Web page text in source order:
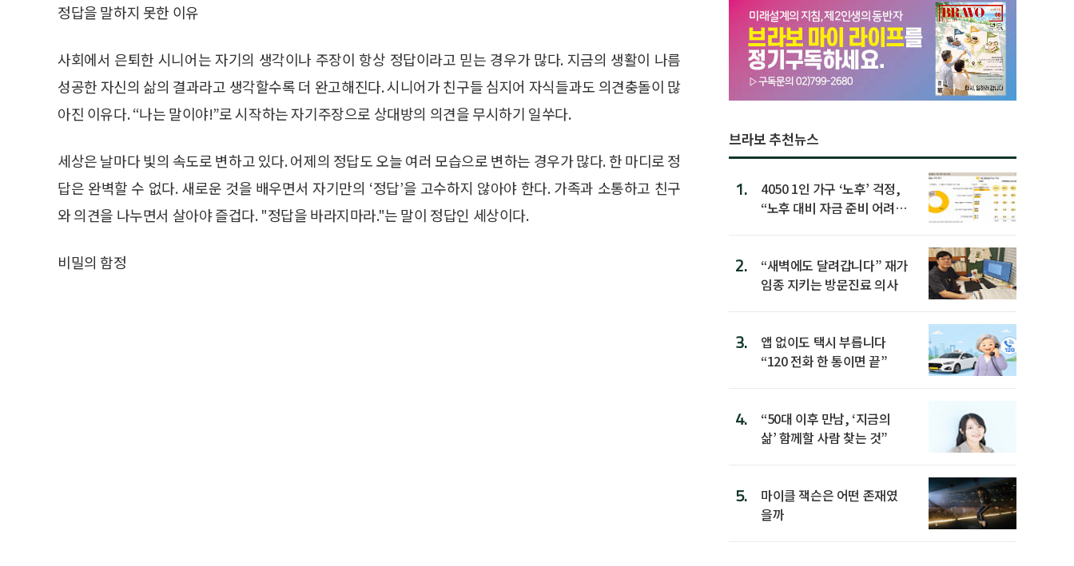
정답을 말하지 못한 이유
사회에서 은퇴한 시니어는 자기의 생각이나 주장이 항상 정답이라고 믿는 경우가 많다. 지금의 생활이 나름
성공한 자신의 삶의 결과라고 생각할수록 더 완고해진다. 시니어가 친구들 심지어 자식들과도 의견충돌이 많
아진 이유다. “나는 말이야!”로 시작하는 자기주장으로 상대방의 의견을 무시하기 일쑤다.
세상은 날마다 빛의 속도로 변하고 있다. 어제의 정답도 오늘 여러 모습으로 변하는 경우가 많다. 한 마디로 정
답은 완벽할 수 없다. 새로운 것을 배우면서 자기만의 ‘정답’을 고수하지 않아야 한다. 가족과 소통하고 친구
와 의견을 나누면서 살아야 즐겁다. "정답을 바라지마라."는 말이 정답인 세상이다.
비밀의 함정
브라보 추천뉴스
1.
4050 1인 가구 ‘노후’ 걱정,
“노후 대비 자금 준비 어려
2.
“새벽에도 달려갑니다” 재가
임종 지키는 방문진료 의사
3.
앱 없이도 택시 부릅니다
“120 전화 한 통이면 끝”
4.
“50대 이후 만남, ‘지금의
삶’ 함께할 사람 찾는 것”
5.
마이클 잭슨은 어떤 존재였
을까